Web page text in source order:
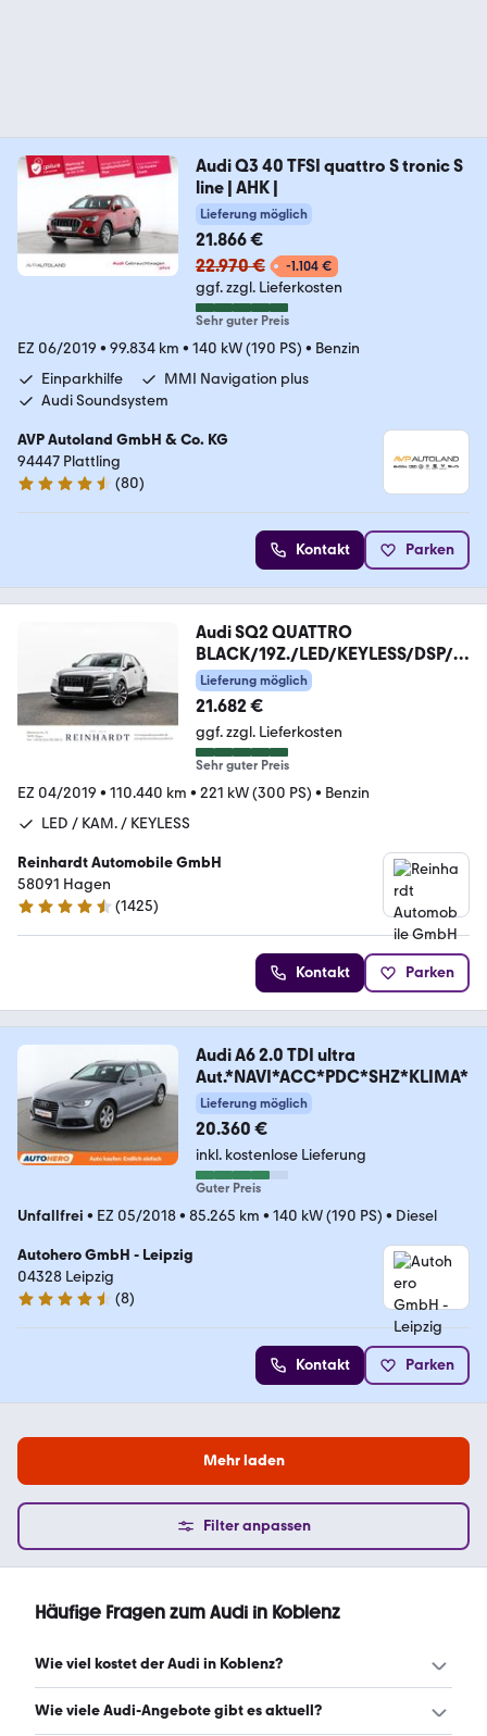
Audi Q3 40 TFSI quattro S tronic S
line | AHK |
Lieferung möglich
21.866 €
22.970 €
-1.104 €
ggf. zzgl. Lieferkosten
Sehr guter Preis
EZ 06/2019 • 99.834 km • 140 kW (190 PS) • Benzin
Einparkhilfe
MMI Navigation plus
Audi Soundsystem
AVP Autoland GmbH & Co. KG
94447 Plattling
4.6 Sterne
(80)
Kontakt Parken
Audi SQ2 QUATTRO
BLACK/19Z./LED/KEYLESS/DSP/K
AMERA
Lieferung möglich
21.682 €
ggf. zzgl. Lieferkosten
Sehr guter Preis
EZ 04/2019 • 110.440 km • 221 kW (300 PS) • Benzin
LED / KAM. / KEYLESS
Reinhardt Automobile GmbH
58091 Hagen
4.7 Sterne
(1425)
Kontakt Parken
Audi A6 2.0 TDI ultra
Aut.*NAVI*ACC*PDC*SHZ*KLIMA*
Lieferung möglich
20.360 €
inkl. kostenlose Lieferung
Guter Preis
Unfallfrei • EZ 05/2018• 85.265 km • 140 kW (190 PS) • Diesel
Autohero GmbH - Leipzig
04328 Leipzig
4.3 Sterne
(8)
Kontakt Parken
Mehr laden
Filter anpassen
Häufige Fragen zum Audi in Koblenz
Wie viel kostet der Audi in Koblenz?
Ein guter Preis für einen Audi in Koblenz liegt zwischen
Wie viele Audi-Angebote gibt es aktuell?